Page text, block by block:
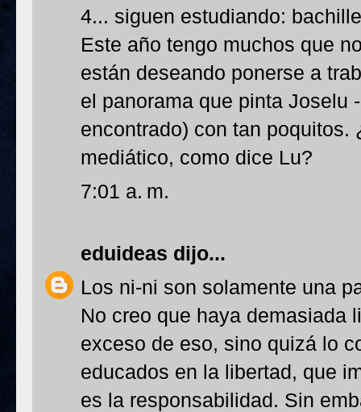
4... siguen estudiando:
Este año tengo muchos que
están deseando ponerse a
el panorama que pinta Joselu
encontrado) con tan poquitos.
mediático, como dice Lu?
7:01 a. m.
eduideas dijo...
Los ni-ni son solamente una
No creo que haya demasiada
exceso de eso, sino quizá lo
educados en la libertad, que
es la responsabilidad. Sin